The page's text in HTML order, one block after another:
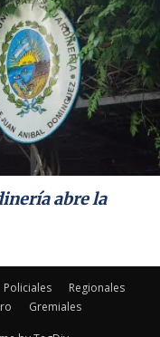
abre la
Policiales
Regionales
Gremiales